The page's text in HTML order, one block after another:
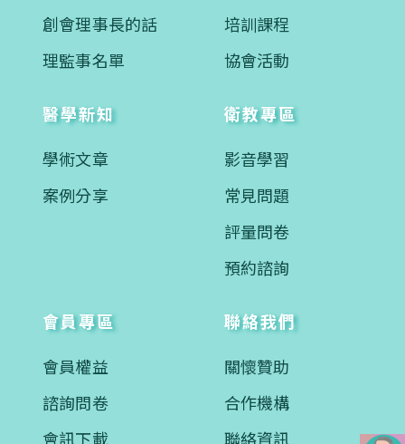
創會理事長的話
理監事名單
培訓課程
協會活動
醫學新知
學術文章
案例分享
衛教專區
影音學習
常見問題
評量問卷
預約諮詢
會員專區
會員權益
諮詢問卷
會訊下載
聯絡我們
關懷贊助
合作機構
聯絡資訊